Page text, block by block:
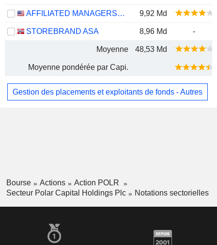
AFFILIATED MANAGERS GROUP, INC. 9,92 Md
STOREBRAND ASA 8,96 Md -
Moyenne 48,53 Md
Moyenne pondérée par Capi.
Gestion des placements et exploitants de fonds - Autres
Bourse Actions
Action POLR
Secteur Polar Capital Holdings Plc
Notations sectorielles